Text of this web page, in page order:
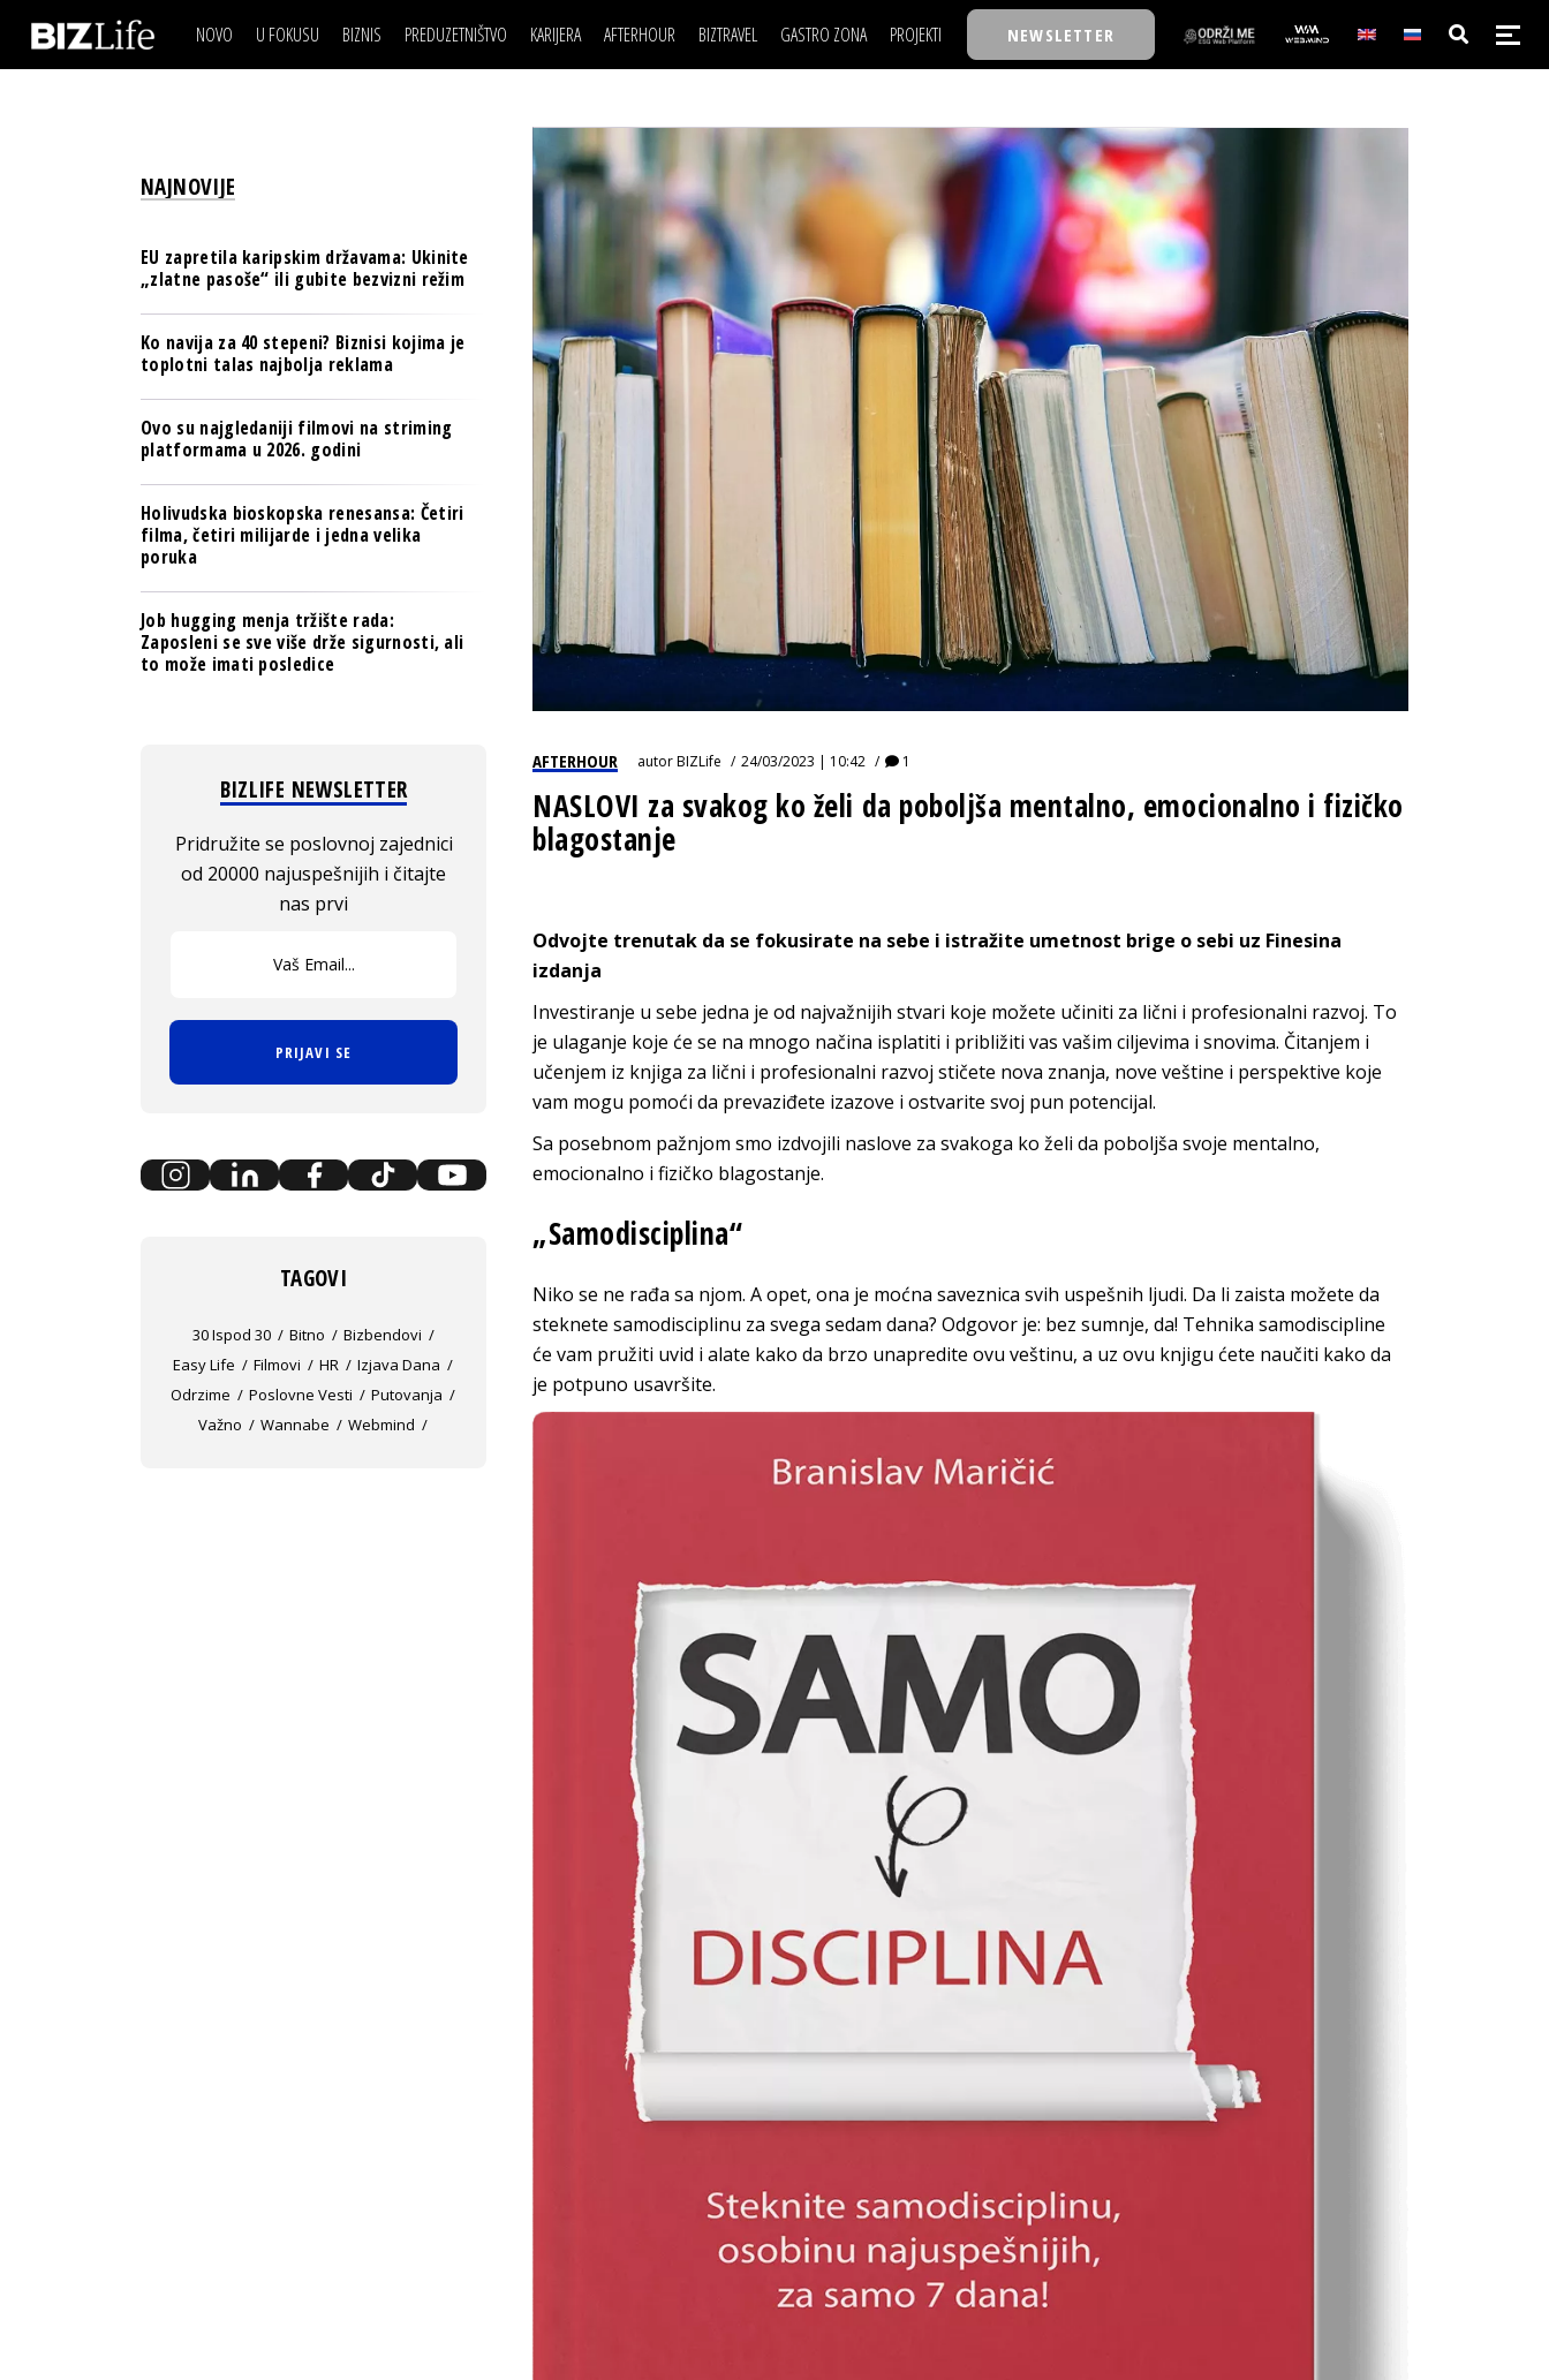
NOVO U FOKUSU BIZNIS
BREND I KOMUNIKACIJE
BANKE
OSIGURANJE
TECH I AI
BIZNIS & SPORT
PULS REGIONA
NOVO NA RAFU
PREDUZETNIŠTVO KARIJERA
LJUDI (HR)
MOJ UGAO
USAVRŠAVANJE
KNOW-HOW
AFTERHOUR
AUTO SVET
WELLBEING
BIZTRAVEL GASTRO ZONA PROJEKTI
TASTY TALKS
30 ISPOD 30
BACK TO OFFICE/SCHOOL
BIZBENDOVI
BIZKOLEGIJUM
BMW BIZNIS LIGA
IZJAVA GODINE
NEWSLETTER
IZJAVA DANABIZNIS SCENA
BREND I KOMUNIKACIJE
OSIGURANJE
TECH I AI
PULS REGIONA
POSAO
MOJ UGAO
USAVRŠAVANJE
KNOW-HOW
FILM I SCENA
AUTO SVET
STIL
WELLBEING
NAJKOLEGA
30 ISPOD 30
BACK TO OFFICE/SCHOOL
BIZBENDOVI
BIZKOLEGIJUM
BMW BIZNIS LIGA
BIZLIFE WEEK
IZJAVA GODINE
AFTERHOUR autorBIZLife 24/03/2023 | 10:42 1
NASLOVI za svakog ko želi da poboljša mentalno, emocionalno i fizičko
blagostanje
Odvojte trenutak da se fokusirate na sebe i istražite umetnost brige o sebi uz Finesina
izdanja
Investiranje u sebe jedna je od najvažnijih stvari koje možete učiniti za lični i profesionalni razvoj. To
je ulaganje koje će se na mnogo načina isplatiti i približiti vas vašim ciljevima i snovima. Čitanjem i
učenjem iz knjiga za lični i profesionalni razvoj stičete nova znanja, nove veštine i perspektive koje
vam mogu pomoći da prevaziđete izazove i ostvarite svoj pun potencijal.
Sa posebnom pažnjom smo izdvojili naslove za svakoga ko želi da poboljša svoje mentalno,
emocionalno i fizičko blagostanje.
„Samodisciplina“
Niko se ne rađa sa njom. A opet, ona je moćna saveznica svih uspešnih ljudi. Da li zaista možete da
steknete samodisciplinu za svega sedam dana? Odgovor je: bez sumnje, da! Tehnika samodiscipline
će vam pružiti uvid i alate kako da brzo unapredite ovu veštinu, a uz ovu knjigu ćete naučiti kako da
je potpuno usavršite.
NAJNOVIJE
EU zapretila karipskim državama: Ukinite
„zlatne pasoše“ ili gubite bezvizni režim
Ko navija za 40 stepeni? Biznisi kojima je
toplotni talas najbolja reklama
Ovo su najgledaniji filmovi na striming
platformama u 2026. godini
Holivudska bioskopska renesansa: Četiri
filma, četiri milijarde i jedna velika
poruka
Job hugging menja tržište rada:
Zaposleni se sve više drže sigurnosti, ali
to može imati posledice
BIZLIFE NEWSLETTER
Pridružite se poslovnoj zajednici
od 20000 najuspešnijih i čitajte
nas prvi
PRIJAVI SE
TAGOVI
30 Ispod 30 Bitno
Bizbendovi
Easy Life
Filmovi HR
Izjava Dana
Odrzime
Poslovne Vesti
Putovanja
Važno
Wannabe Webmind